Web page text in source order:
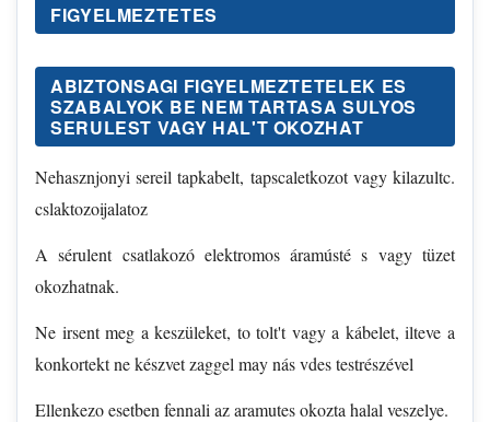
FIGYELMEZTETES
ABIZTONSAGI FIGYELMEZTETELEK ES
SZABALYOK BE NEM TARTASA SULYOS
SERULEST VAGY HAL'T OKOZHAT
Nehasznjonyi sereil tapkabelt, tapscaletkozot vagy kilazultc.
cslaktozoijalatoz
A sérulent csatlakozó elektromos áramústé s vagy tüzet
okozhatnak.
Ne irsent meg a keszüleket, to tolt't vagy a kábelet, ilteve a
konkortekt ne készvet zaggel may nás vdes testrészével
Ellenkezo esetben fennali az aramutes okozta halal veszelye.